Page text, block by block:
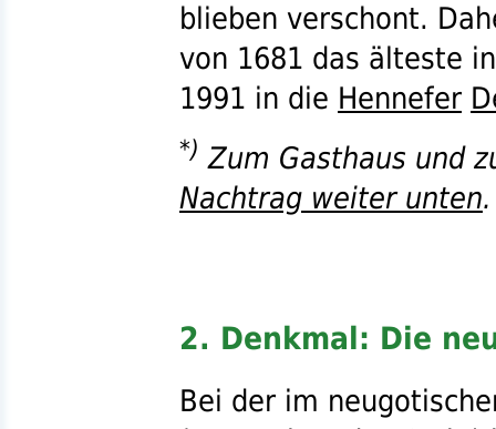
blieben verschont.
von 1681 das älteste
1991 in die Hennefer
*) Zum Gasthaus und
Nachtrag weiter unten.
2. Denkmal: Die
Bei der im